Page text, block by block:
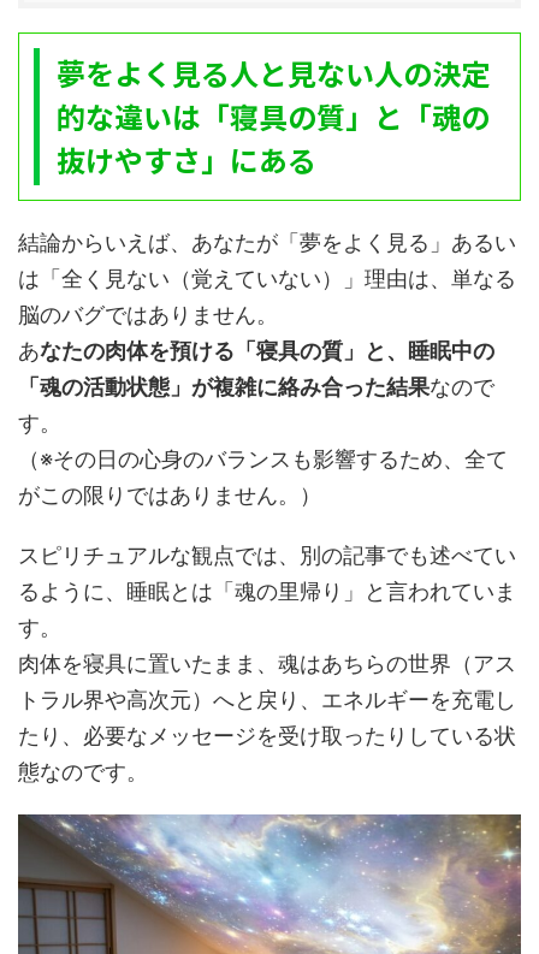
夢をよく見る人と見ない人の決定
的な違いは「寝具の質」と「魂の
抜けやすさ」にある
結論からいえば、あなたが「夢をよく見る」あるい
は「全く見ない（覚えていない）」理由は、単なる
脳のバグではありません。
あなたの肉体を預ける「寝具の質」と、睡眠中の
「魂の活動状態」が複雑に絡み合った結果なので
す。
（※その日の心身のバランスも影響するため、全て
がこの限りではありません。）
スピリチュアルな観点では、別の記事でも述べてい
るように、睡眠とは「魂の里帰り」と言われていま
す。
肉体を寝具に置いたまま、魂はあちらの世界（アス
トラル界や高次元）へと戻り、エネルギーを充電し
たり、必要なメッセージを受け取ったりしている状
態なのです。